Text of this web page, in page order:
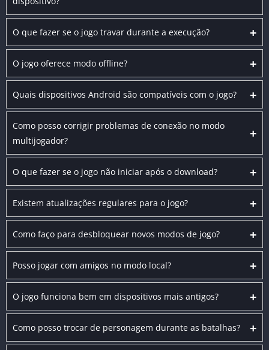
+
O que fazer se o jogo travar durante a execução?
+
O jogo oferece modo offline?
+
Quais dispositivos Android são compatíveis com o jogo?
+
Como posso corrigir problemas de conexão no modo
multijogador?
+
O que fazer se o jogo não iniciar após o download?
+
Existem atualizações regulares para o jogo?
+
Como faço para desbloquear novos modos de jogo?
+
Posso jogar com amigos no modo local?
+
O jogo funciona bem em dispositivos mais antigos?
+
Como posso trocar de personagem durante as batalhas?